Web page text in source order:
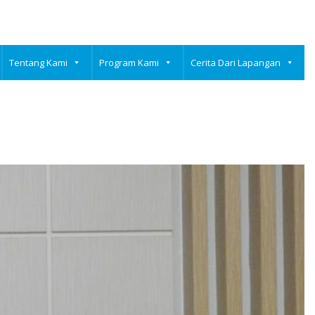
Tentang Kami Program Kami Cerita Dari Lapangan